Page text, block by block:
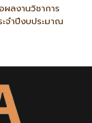
ผลงานวิชาการ
จำปีงบประมาณ